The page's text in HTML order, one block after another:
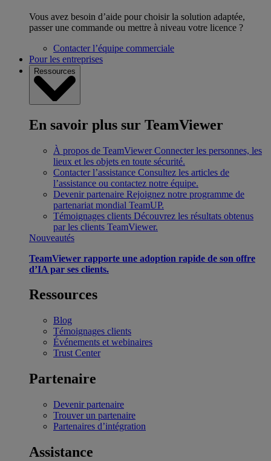
Vous avez besoin d’aide pour choisir la solution adaptée,
passer une commande ou mettre à niveau votre licence ?
Contacter l’équipe commerciale
Pour les entreprises
Ressources
En savoir plus sur TeamViewer
À propos de TeamViewer Connecter les personnes, les
lieux et les objets en toute sécurité.
Contacter l’assistance Consultez les articles de
l’assistance ou contactez notre équipe.
Devenir partenaire Rejoignez notre programme de
partenariat mondial TeamUP.
Témoignages clients Découvrez les résultats obtenus
par les clients TeamViewer.
Nouveautés
TeamViewer rapporte une adoption rapide de son offre
d’IA par ses clients.
Ressources
Blog
Témoignages clients
Événements et webinaires
Trust Center
Partenaire
Devenir partenaire
Trouver un partenaire
Partenaires d’intégration
Assistance